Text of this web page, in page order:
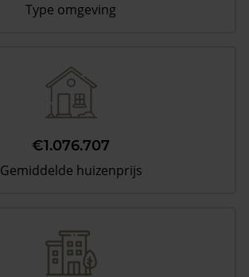
Type omgeving
€1.076.707
Gemiddelde huizenprijs